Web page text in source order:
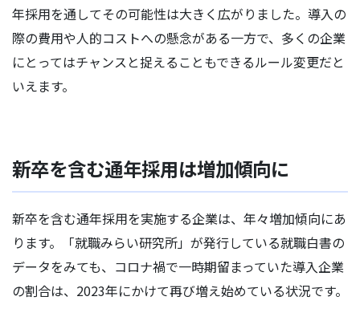
年採用を通してその可能性は大きく広がりました。導入の
際の費用や人的コストへの懸念がある一方で、多くの企業
にとってはチャンスと捉えることもできるルール変更だと
いえます。
新卒を含む通年採用は増加傾向に
新卒を含む通年採用を実施する企業は、年々増加傾向にあ
ります。「就職みらい研究所」が発行している就職白書の
データをみても、コロナ禍で一時期留まっていた導入企業
の割合は、2023年にかけて再び増え始めている状況です。